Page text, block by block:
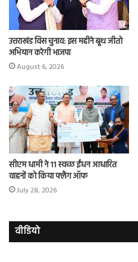
उत्तराखंड विस चुनाव: इस महीने बूथ जीतो
अभियान करेगी भाजपा
August 6, 2026
सीएम धामी ने 11 स्वच्छ ईंधन आधारित
वाहनों को किया फ्लैग ऑफ
July 28, 2026
वीडियो